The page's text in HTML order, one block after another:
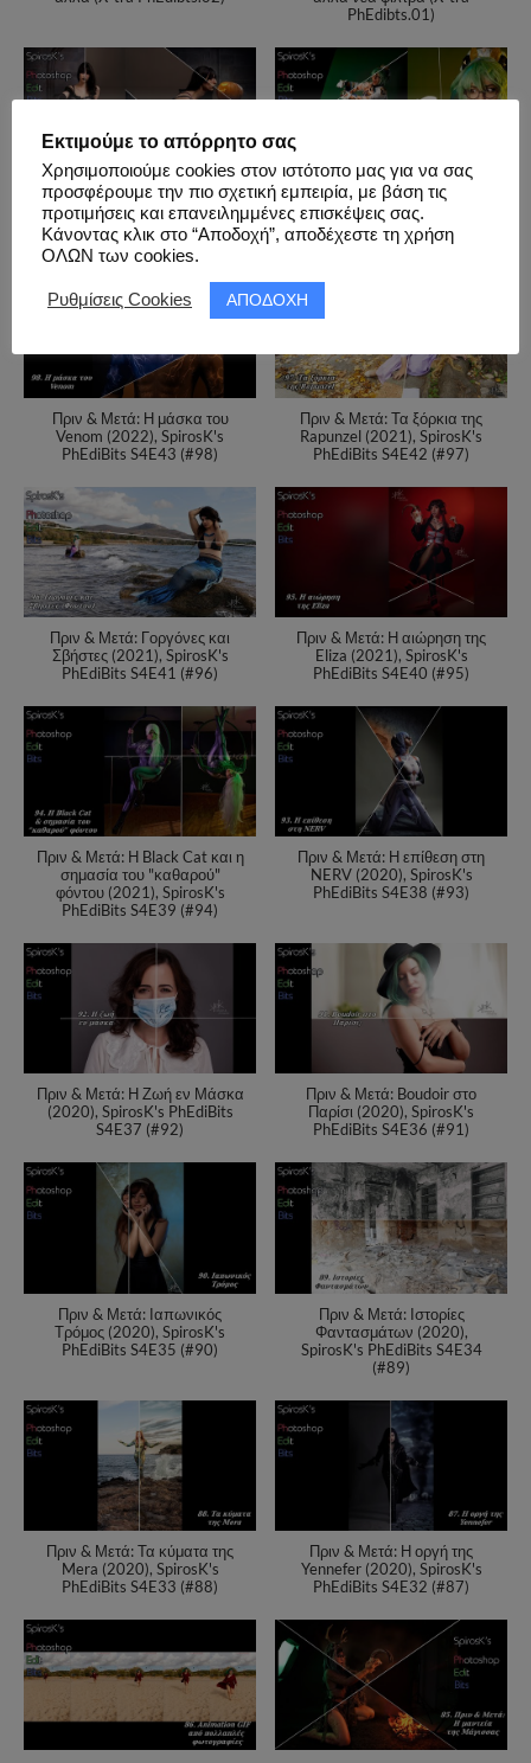
PhEdibts.01)
Πριν & Μετά: Η Μάγισσα και η
Κολοκύθα (2021), SpirosK's
PhEdiBits S4E45 (#100)
Πριν & Μετά: Η Sucrose και η
επιστήμη (2022), SpirosK's
PhEdiBits S4E44 (#99)
Πριν & Μετά: Η μάσκα του
Venom (2022), SpirosK's
PhEdiBits S4E43 (#98)
Πριν & Μετά: Τα ξόρκια της
Rapunzel (2021), SpirosK's
PhEdiBits S4E42 (#97)
Πριν & Μετά: Γοργόνες και
Σβήστες (2021), SpirosK's
PhEdiBits S4E41 (#96)
Πριν & Μετά: Η αιώρηση της
Eliza (2021), SpirosK's
PhEdiBits S4E40 (#95)
Πριν & Μετά: Η Black Cat και η
σημασία του "καθαρού"
φόντου (2021), SpirosK's
PhEdiBits S4E39 (#94)
Πριν & Μετά: Η επίθεση στη
NERV (2020), SpirosK's
PhEdiBits S4E38 (#93)
Πριν & Μετά: Η Ζωή εν Μάσκα
(2020), SpirosK's PhEdiBits
S4E37 (#92)
Πριν & Μετά: Boudoir στο
Παρίσι (2020), SpirosK's
PhEdiBits S4E36 (#91)
Πριν & Μετά: Ιαπωνικός
Τρόμος (2020), SpirosK's
PhEdiBits S4E35 (#90)
Πριν & Μετά: Ιστορίες
Φαντασμάτων (2020),
SpirosK's PhEdiBits S4E34
(#89)
Πριν & Μετά: Τα κύματα της
Mera (2020), SpirosK's
PhEdiBits S4E33 (#88)
Πριν & Μετά: Η οργή της
Yennefer (2020), SpirosK's
PhEdiBits S4E32 (#87)
Εκτιμούμε το απόρρητο σας
Χρησιμοποιούμε cookies στον ιστότοπο μας για να σας
προσφέρουμε την πιο σχετική εμπειρία, με βάση τις
προτιμήσεις και επανειλημμένες επισκέψεις σας.
Κάνοντας κλικ στο “Αποδοχή”, αποδέχεστε τη χρήση
ΟΛΩΝ των cookies.
Ρυθμίσεις Cookies ΑΠΟΔΟΧΗ